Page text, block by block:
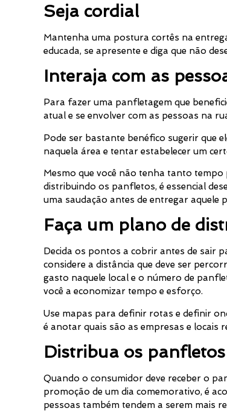
Seja cordial
Mantenha uma postura cortês na
educada, se apresente e diga que não
Interaja com as
Para fazer uma panfletagem que
atual e se envolver com as pessoas na
Pode ser bastante benéfico sugerir que
naquela área e tentar estabelecer um
Mesmo que você não tenha tanto
distribuindo os panfletos, é essencial
uma saudação antes de entregar aquele
Faça um plano de
Decida os pontos a cobrir antes de sair
considere a distância que deve ser
gasto naquele local e o número de
você a economizar tempo e esforço.
Use mapas para definir rotas e definir
é anotar quais são as empresas e locais
Distribua os
Quando o consumidor deve receber o
promoção de um dia comemorativo, é
pessoas também tendem a serem mais